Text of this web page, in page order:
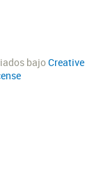
bajoCreative